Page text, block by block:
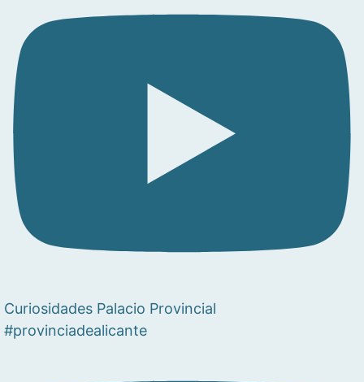
Curiosidades Palacio Provincial
#provinciadealicante